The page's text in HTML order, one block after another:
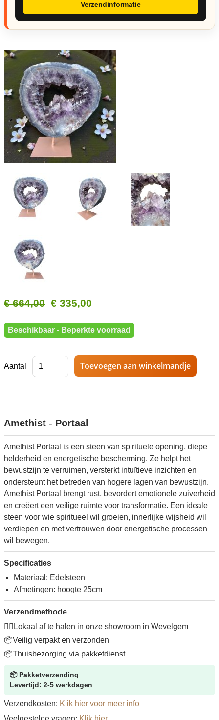
Verzendinformatie
€ 664,00 € 335,00
Beschikbaar - Beperkte voorraad
Aantal
Amethist - Portaal
Amethist Portaal is een steen van spirituele opening, diepe
helderheid en energetische bescherming. Ze helpt het
bewustzijn te verruimen, versterkt intuïtieve inzichten en
ondersteunt het betreden van hogere lagen van bewustzijn.
Amethist Portaal brengt rust, bevordert emotionele zuiverheid
en creëert een veilige ruimte voor transformatie. Een ideale
steen voor wie spiritueel wil groeien, innerlijke wijsheid wil
verdiepen en met vertrouwen door energetische processen
wil bewegen.
Specificaties
Materiaal: Edelsteen
Afmetingen: hoogte 25cm
Verzendmethode
🚶‍♂️ Lokaal af te halen in onze showroom in Wevelgem
📦Veilig verpakt en verzonden
📦Thuisbezorging via pakketdienst
📦 Pakketverzending
Levertijd: 2-5 werkdagen
Verzendkosten: Klik hier voor meer info